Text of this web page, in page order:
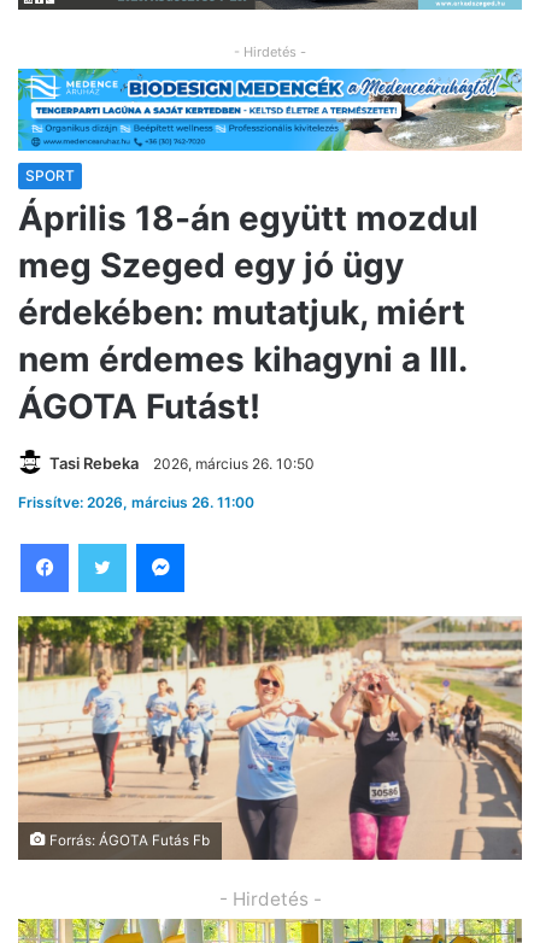
- Hirdetés -
SPORT
Április 18-án együtt mozdul
meg Szeged egy jó ügy
érdekében: mutatjuk, miért
nem érdemes kihagyni a III.
ÁGOTA Futást!
Tasi Rebeka 2026, március 26. 10:50
Frissítve: 2026, március 26. 11:00
Forrás: ÁGOTA Futás Fb
- Hirdetés -